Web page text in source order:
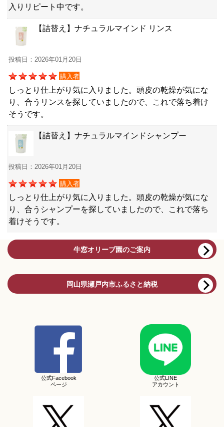
入りリピート中です。
【詰替え】ナチュラルマインド リンス
投稿日：2026年01月20日
購入者
しっとり仕上がり気に入りました。頭皮の乾燥が気にな
り、合うリンスを探していましたので、これで落ち着け
そうです。
【詰替え】ナチュラルマインドシャンプー
投稿日：2026年01月20日
購入者
しっとり仕上がり気に入りました。頭皮の乾燥が気にな
り、合うシャンプーを探していましたので、これで落ち
着けそうです。
牛窓オリーブ園のご案内
岡山県瀬戸内市ふるさと納税
公式Facebook
ページ
公式LINE
アカウント